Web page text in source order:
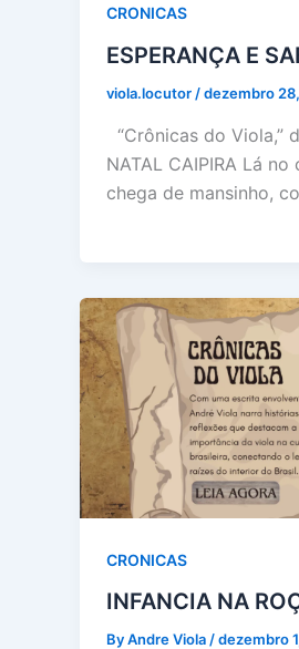
CRONICAS
ESPERANÇA E
viola.locutor /dezembro
“Crônicas do Viola,”
NATAL CAIPIRA Lá
chega de mansinho,
CRONICAS
INFANCIA NA
By Andre Viola/dezembro